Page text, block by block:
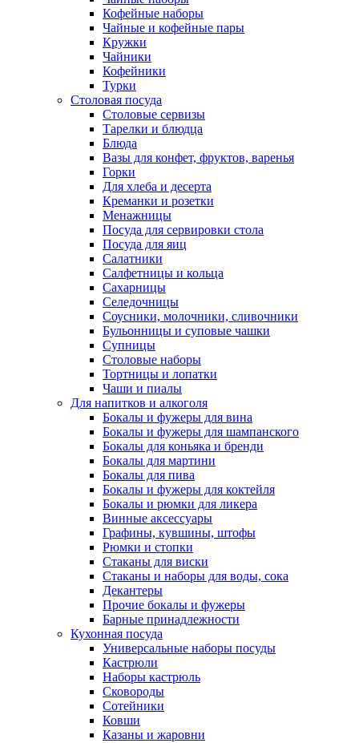
Кофейные наборы
Чайные и кофейные пары
Кружки
Чайники
Кофейники
Турки
Столовая посуда
Столовые сервизы
Тарелки и блюдца
Блюда
Вазы для конфет, фруктов, варенья
Горки
Для хлеба и десерта
Креманки и розетки
Менажницы
Посуда для сервировки стола
Посуда для яиц
Салатники
Салфетницы и кольца
Сахарницы
Селедочницы
Соусники, молочники, сливочники
Бульонницы и суповые чашки
Супницы
Столовые наборы
Тортницы и лопатки
Чаши и пиалы
Для напитков и алкоголя
Бокалы и фужеры для вина
Бокалы и фужеры для шампанского
Бокалы для коньяка и бренди
Бокалы для мартини
Бокалы для пива
Бокалы и фужеры для коктейля
Бокалы и рюмки для ликера
Винные аксессуары
Графины, кувшины, штофы
Рюмки и стопки
Стаканы для виски
Стаканы и наборы для воды, сока
Декантеры
Прочие бокалы и фужеры
Барные принадлежности
Кухонная посуда
Универсальные наборы посуды
Кастрюли
Наборы кастрюль
Сковороды
Сотейники
Ковши
Казаны и жаровни